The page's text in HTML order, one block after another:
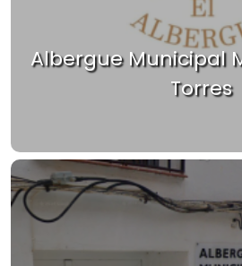
Albergue Municipal
Torres